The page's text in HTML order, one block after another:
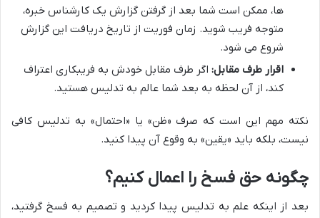
ها، ممکن است شما بعد از گرفتن گزارش یک کارشناس خبره،
متوجه فریب شوید. زمان فوریت از تاریخ دریافت این گزارش
شروع می شود.
اقرار طرف مقابل: اگر طرف مقابل خودش به فریبکاری اعتراف
کند، از آن لحظه به بعد شما عالم به تدلیس هستید.
نکته مهم این است که صرف «ظن» یا «احتمال» به تدلیس کافی
نیست، بلکه باید «یقین» به وقوع آن پیدا کنید.
چگونه حق فسخ را اعمال کنیم؟
بعد از اینکه علم به تدلیس پیدا کردید و تصمیم به فسخ گرفتید،